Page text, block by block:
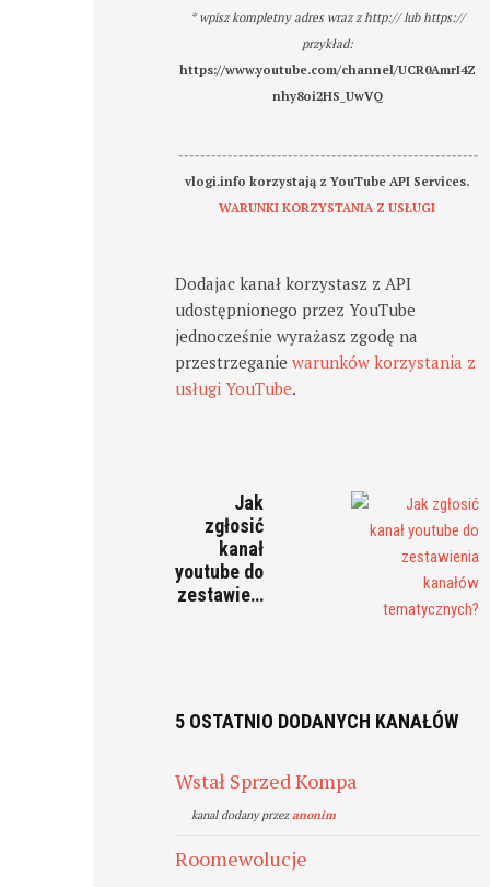
* wpisz kompletny adres wraz z http:// lub https://
przykład:
https://www.youtube.com/channel/UCR0AmrI4Z
nhy8oi2HS_UwVQ
-------------------------------------------------------
vlogi.info korzystają z YouTube API Services.
WARUNKI KORZYSTANIA Z USŁUGI
Dodajac kanał korzystasz z API
udostępnionego przez YouTube
jednocześnie wyrażasz zgodę na
przestrzeganiewarunków korzystania z
usługi YouTube.
Jak
zgłosić
kanał
youtube do
zestawie…
5 OSTATNIO DODANYCH KANAŁÓW
Wstał Sprzed Kompa
kanal dodany przezanonim
Roomewolucje